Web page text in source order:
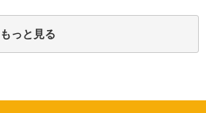
もっと見る